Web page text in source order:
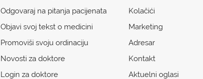
Odgovaraj na pitanja pacijenata
Objavi svoj tekst o medicini
Promoviši svoju ordinaciju
Novosti za doktore
Login za doktore
Kolačići
Marketing
Adresar
Kontakt
Aktuelni oglasi